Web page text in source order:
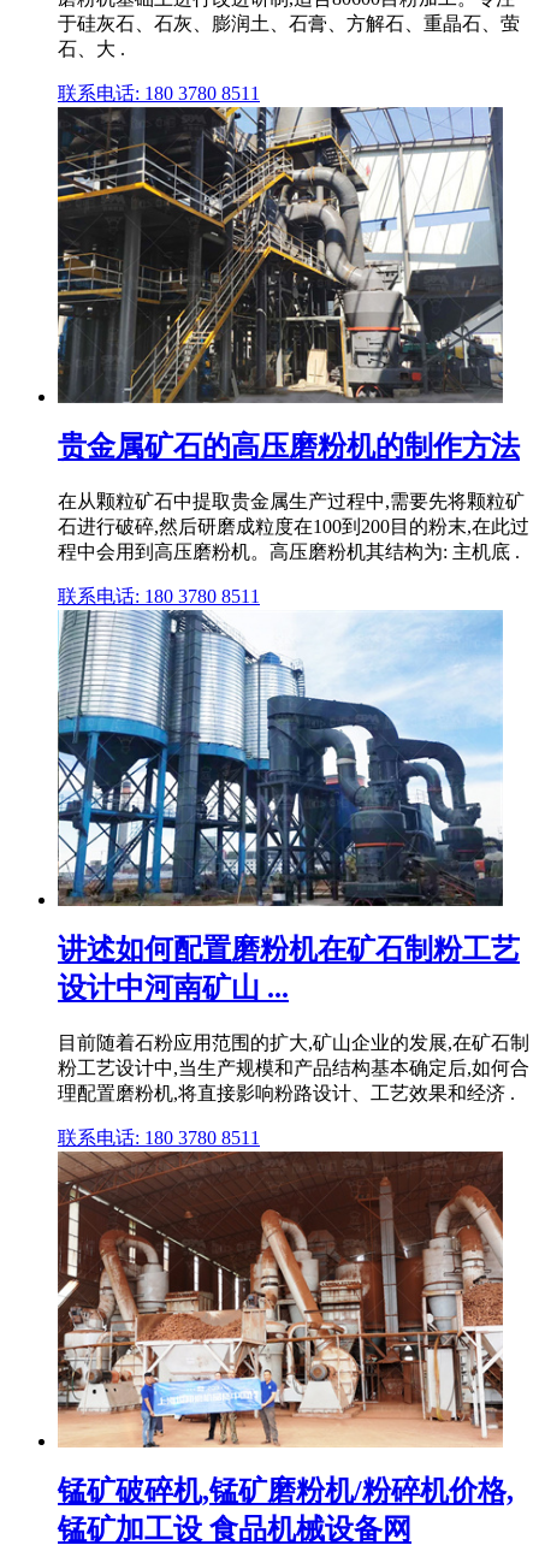
于硅灰石、石灰、膨润土、石膏、方解石、重晶石、萤
石、大 .
联系电话: 180 3780 8511
贵金属矿石的高压磨粉机的制作方法
在从颗粒矿石中提取贵金属生产过程中,需要先将颗粒矿
石进行破碎,然后研磨成粒度在100到200目的粉末,在此过
程中会用到高压磨粉机。高压磨粉机其结构为: 主机底 .
联系电话: 180 3780 8511
讲述如何配置磨粉机在矿石制粉工艺
设计中河南矿山 ...
目前随着石粉应用范围的扩大,矿山企业的发展,在矿石制
粉工艺设计中,当生产规模和产品结构基本确定后,如何合
理配置磨粉机,将直接影响粉路设计、工艺效果和经济 .
联系电话: 180 3780 8511
锰矿破碎机,锰矿磨粉机/粉碎机价格,
锰矿加工设 食品机械设备网